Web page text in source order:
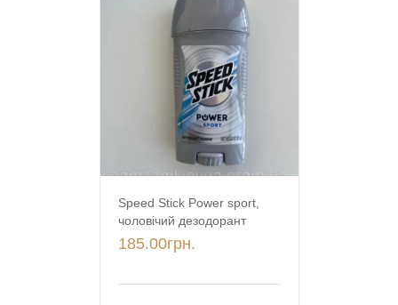
Speed Stick Power sport,
чоловічий дезодорант
185.00грн.